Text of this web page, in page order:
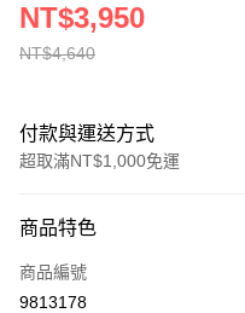
NT$4,640
NT$3,950
付款與運送方式
超取滿NT$1,000免運
信用卡一次付款
ATM付款
商品特色
商品編號
9813178